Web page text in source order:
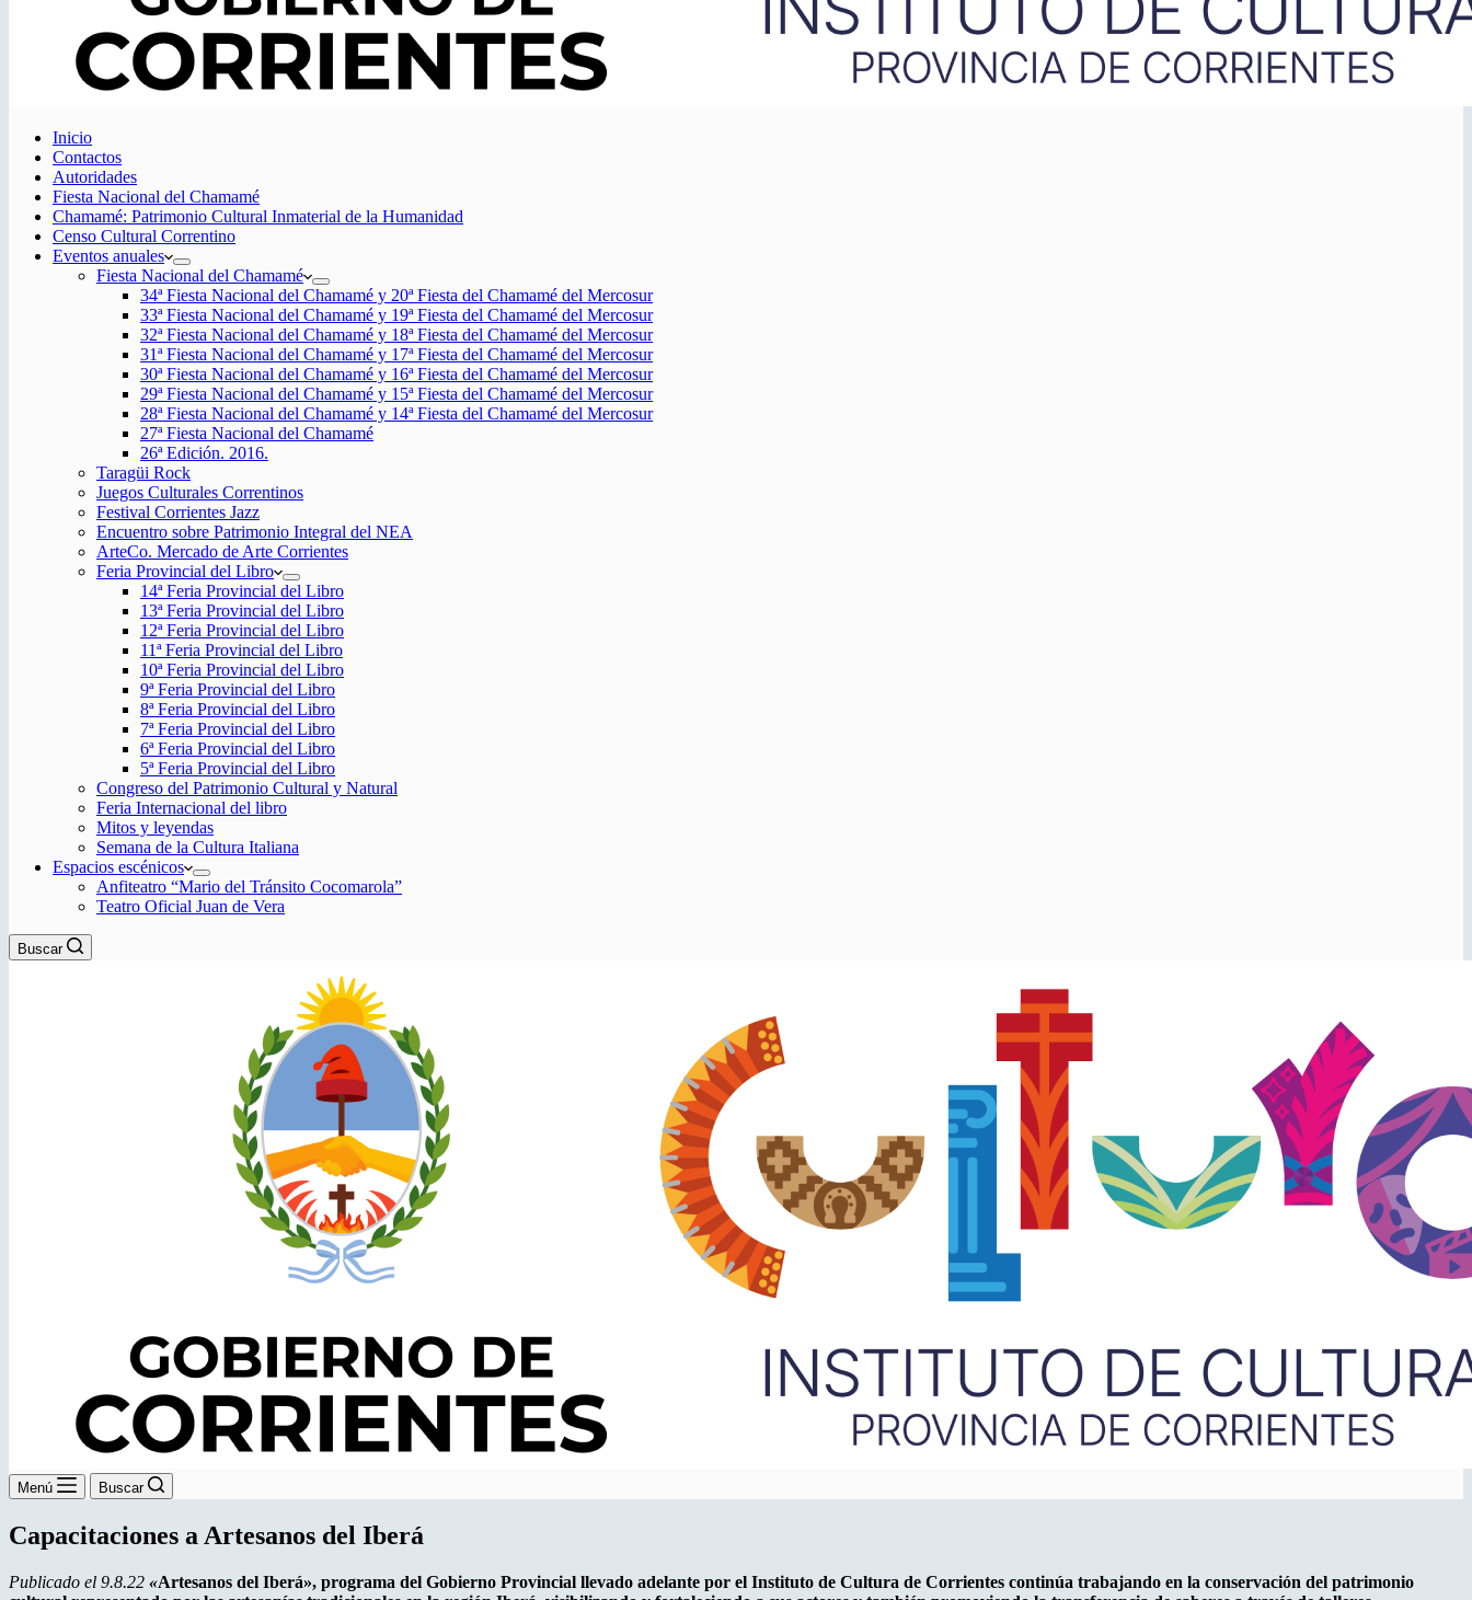
Inicio
Contactos
Autoridades
Fiesta Nacional del Chamamé
Chamamé: Patrimonio Cultural Inmaterial de la Humanidad
Censo Cultural Correntino
Eventos anuales
Fiesta Nacional del Chamamé
34ª Fiesta Nacional del Chamamé y 20ª Fiesta del Chamamé del Mercosur
33ª Fiesta Nacional del Chamamé y 19ª Fiesta del Chamamé del Mercosur
32ª Fiesta Nacional del Chamamé y 18ª Fiesta del Chamamé del Mercosur
31ª Fiesta Nacional del Chamamé y 17ª Fiesta del Chamamé del Mercosur
30ª Fiesta Nacional del Chamamé y 16ª Fiesta del Chamamé del Mercosur
29ª Fiesta Nacional del Chamamé y 15ª Fiesta del Chamamé del Mercosur
28ª Fiesta Nacional del Chamamé y 14ª Fiesta del Chamamé del Mercosur
27ª Fiesta Nacional del Chamamé
26ª Edición. 2016.
Taragüi Rock
Juegos Culturales Correntinos
Festival Corrientes Jazz
Encuentro sobre Patrimonio Integral del NEA
ArteCo. Mercado de Arte Corrientes
Feria Provincial del Libro
14ª Feria Provincial del Libro
13ª Feria Provincial del Libro
12ª Feria Provincial del Libro
11ª Feria Provincial del Libro
10ª Feria Provincial del Libro
9ª Feria Provincial del Libro
8ª Feria Provincial del Libro
7ª Feria Provincial del Libro
6ª Feria Provincial del Libro
5ª Feria Provincial del Libro
Congreso del Patrimonio Cultural y Natural
Feria Internacional del libro
Mitos y leyendas
Semana de la Cultura Italiana
Espacios escénicos
Anfiteatro “Mario del Tránsito Cocomarola”
Teatro Oficial Juan de Vera
Buscar
Menú Buscar
Capacitaciones a Artesanos del Iberá
Publicado el 9.8.22 «Artesanos del Iberá», programa del Gobierno Provincial llevado adelante por el Instituto de Cultura de Corrientes continúa trabajando en la conservación del patrimonio